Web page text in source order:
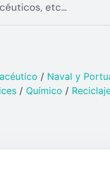
etc…
/ Naval y
/ Químico​ /